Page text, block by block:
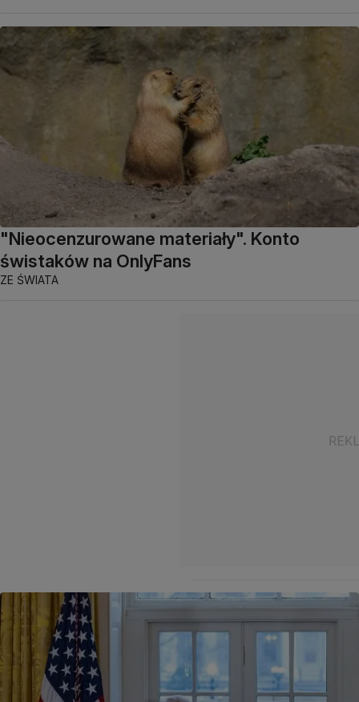
"Nieocenzurowane materiały". Konto
świstaków na OnlyFans
ZE ŚWIATA